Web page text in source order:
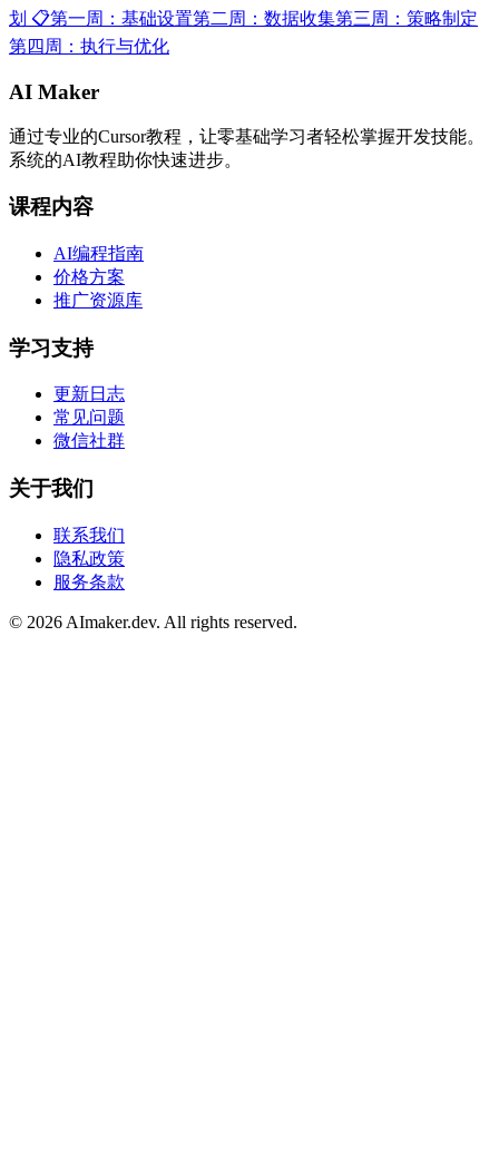
划 📋第一周：基础设置第二周：数据收集第三周：策略制定
第四周：执行与优化
AI Maker
通过专业的Cursor教程，让零基础学习者轻松掌握开发技能。
系统的AI教程助你快速进步。
课程内容
AI编程指南
价格方案
推广资源库
学习支持
更新日志
常见问题
微信社群
关于我们
联系我们
隐私政策
服务条款
© 2026 AImaker.dev. All rights reserved.